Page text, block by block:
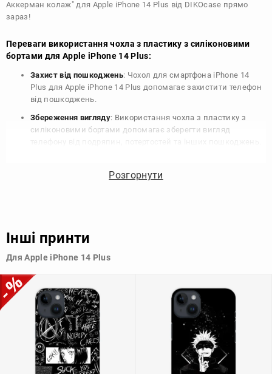
Аккерман колаж" для Apple iPhone 14 Plus від DIKOcase прямо
зараз!
Переваги використання чохла з пластику з силіконовими
бортами для Apple iPhone 14 Plus:
Захист від пошкоджень: Чохол для смартфона iPhone 14
Plus для Apple iPhone 14 Plus допомагає захистити телефон
від пошкоджень.
Збереження вигляду: Використання чохла з пластику з
силіконовими бортами допомагає зберегти вигляд
бортами для Apple iPhone 14 Plus допомагає зберегти
бортами дозволяє підібрати той, що найбільше відповідає
допомагає захистити ваш пристрій, зберегти його цінність і
додати зручності в користуванні.
Розгорнути
Інші принти
Для Apple iPhone 14 Plus